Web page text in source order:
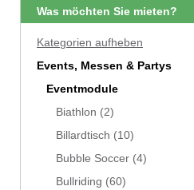
Was möchten Sie mieten?
Kategorien aufheben
Events, Messen & Partys
Eventmodule
Biathlon (2)
Billardtisch (10)
Bubble Soccer (4)
Bullriding (60)